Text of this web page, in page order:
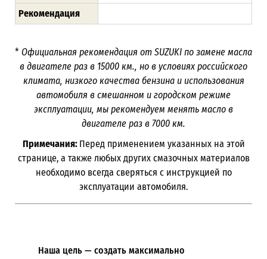
Рекомендация
* Официальная рекомендация от SUZUKI по замене масла
в двигателе раз в 15000 км., но в условиях российского
климата, низкого качества бензина и использования
автомобиля в смешанном и городском режиме
эксплуатации, мы рекомендуем менять масло в
двигателе раз в 7000 км.
Примечания: Перед применением указанных на этой
странице, а также любых других смазочных материалов
необходимо всегда сверяться с инструкцией по
эксплуатации автомобиля.
Наша цель — создать максимально